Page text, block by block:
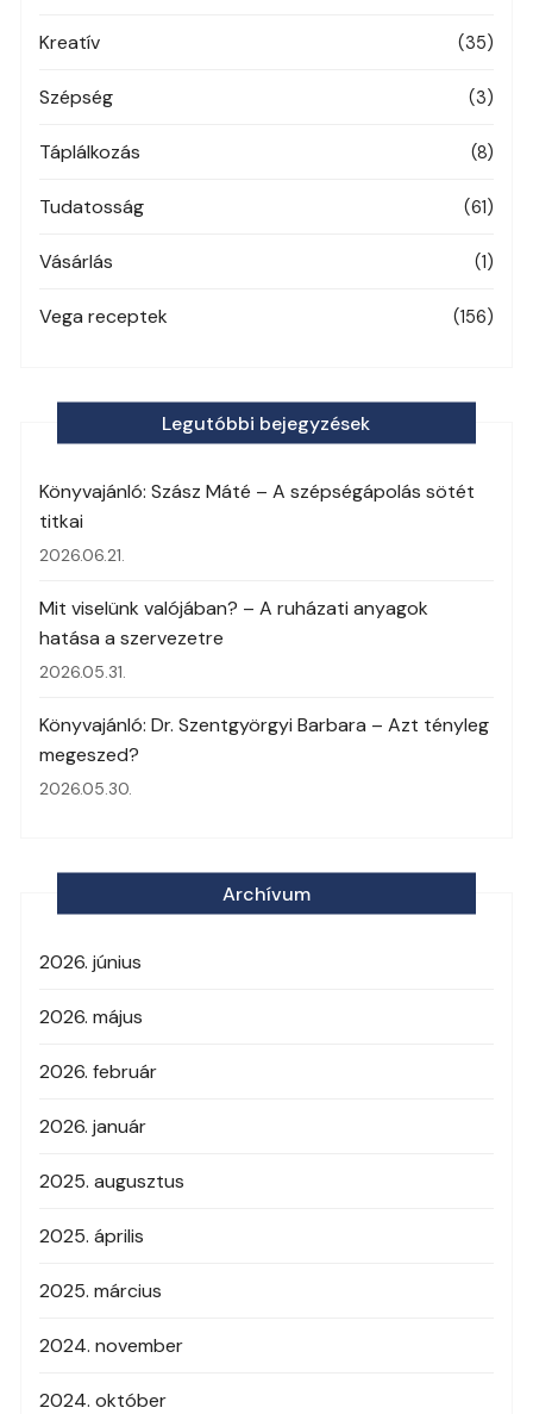
Kreatív (35)
Szépség (3)
Táplálkozás (8)
Tudatosság (61)
Vásárlás (1)
Vega receptek (156)
Legutóbbi bejegyzések
Könyvajánló: Szász Máté – A szépségápolás sötét
titkai
2026.06.21.
Mit viselünk valójában? – A ruházati anyagok
hatása a szervezetre
2026.05.31.
Könyvajánló: Dr. Szentgyörgyi Barbara – Azt tényleg
megeszed?
2026.05.30.
Archívum
2026. június
2026. május
2026. február
2026. január
2025. augusztus
2025. április
2025. március
2024. november
2024. október